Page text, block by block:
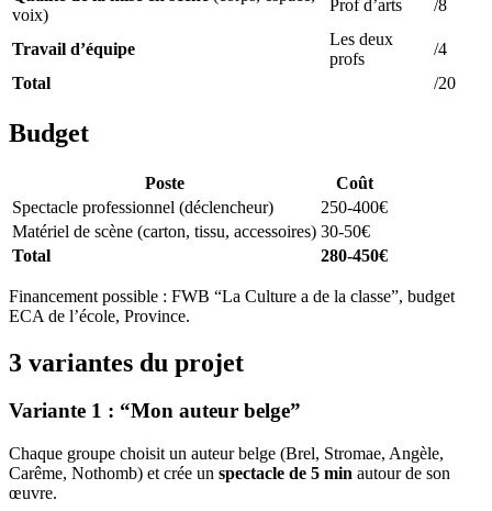
voix)
Prof d’arts /8
Travail d’équipe
Les deux
profs
/4
Total
/20
Budget
Poste
Coût
Spectacle professionnel (déclencheur)
250-400€
Matériel de scène (carton, tissu, accessoires) 30-50€
Total
280-450€
Financement possible : FWB “La Culture a de la classe”, budget
ECA de l’école, Province.
3 variantes du projet
Variante 1 : “Mon auteur belge”
Chaque groupe choisit un auteur belge (Brel, Stromae, Angèle,
Carême, Nothomb) et crée un spectacle de 5 min autour de son
œuvre.